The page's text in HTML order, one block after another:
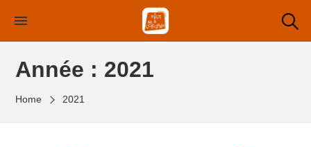
Année : 2021
Home 2021